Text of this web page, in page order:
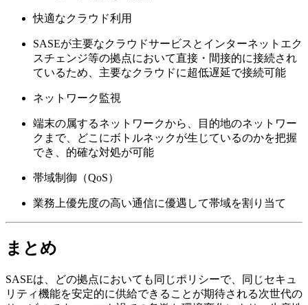
快適なクラウド利用
SASEが主要なクラウドサービスとインターネットエク
スチェンジ等の拠点において直接・間接的に接続され
ているため、主要なクラウドに超低遅延で接続可能
ネットワーク監視
端末の属するネットワークから、目的地のネットワー
クまで、どこにボトルネックが生じているのかを把握
でき、的確な対処が可能
帯域制御（QoS）
業務上優先度の高い通信に優遇して帯域を割り当て
まとめ
SASEは、どの拠点においても同じポリシーで、同じセキュ
リティ機能を安定的に供給できることが期待される次世代の